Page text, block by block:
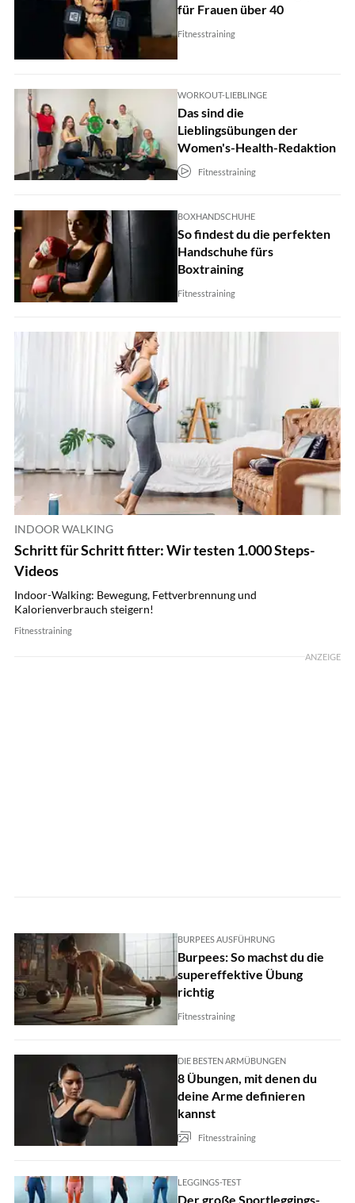
für Frauen über 40
Fitnesstraining
WORKOUT-LIEBLINGE
Das sind die
Lieblingsübungen der
Women's-Health-Redaktion
Fitnesstraining
BOXHANDSCHUHE
So findest du die perfekten
Handschuhe fürs
Boxtraining
Fitnesstraining
INDOOR WALKING
Schritt für Schritt fitter: Wir testen 1.000 Steps-
Videos
Indoor-Walking: Bewegung, Fettverbrennung und
Kalorienverbrauch steigern!
Fitnesstraining
ANZEIGE
BURPEES AUSFÜHRUNG
Burpees: So machst du die
supereffektive Übung
richtig
Fitnesstraining
DIE BESTEN ARMÜBUNGEN
8 Übungen, mit denen du
deine Arme definieren
kannst
Fitnesstraining
LEGGINGS-TEST
Der große Sportleggings-